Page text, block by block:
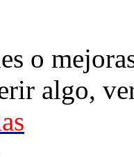
o
algo,